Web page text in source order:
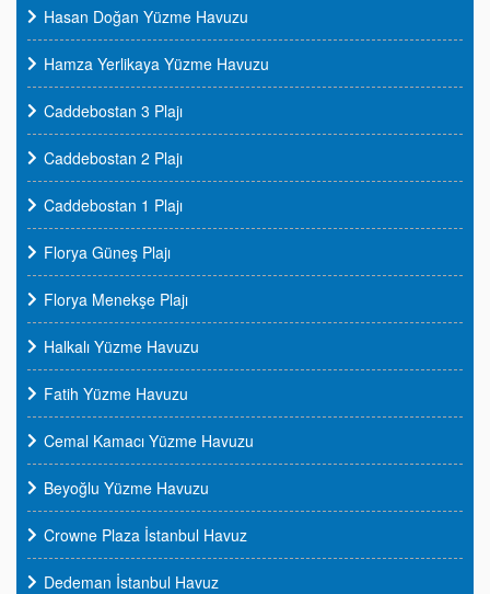
Hasan Doğan Yüzme Havuzu
Hamza Yerlikaya Yüzme Havuzu
Caddebostan 3 Plajı
Caddebostan 2 Plajı
Caddebostan 1 Plajı
Florya Güneş Plajı
Florya Menekşe Plajı
Halkalı Yüzme Havuzu
Fatih Yüzme Havuzu
Cemal Kamacı Yüzme Havuzu
Beyoğlu Yüzme Havuzu
Crowne Plaza İstanbul Havuz
Dedeman İstanbul Havuz